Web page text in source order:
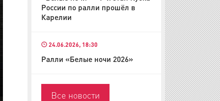
России по ралли прошёл в
Карелии
24.06.2026, 18:30
Ралли «Белые ночи 2026»
Все новости